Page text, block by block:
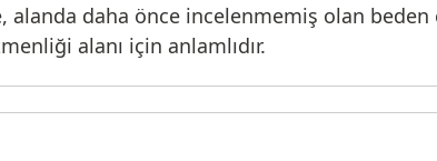
alanda daha önce incelenmemiş olan
alanı için anlamlıdır.